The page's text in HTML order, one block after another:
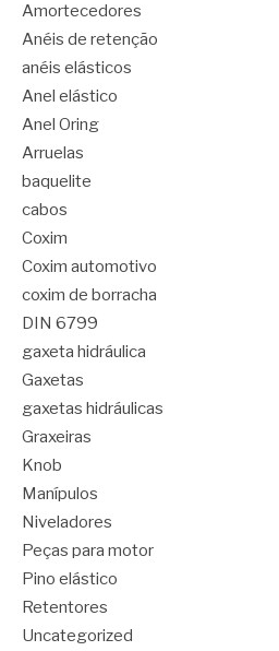
Amortecedores
Anéis de retenção
anéis elásticos
Anel elástico
Anel Oring
Arruelas
baquelite
cabos
Coxim
Coxim automotivo
coxim de borracha
DIN 6799
gaxeta hidráulica
Gaxetas
gaxetas hidráulicas
Graxeiras
Knob
Manípulos
Niveladores
Peças para motor
Pino elástico
Retentores
Uncategorized